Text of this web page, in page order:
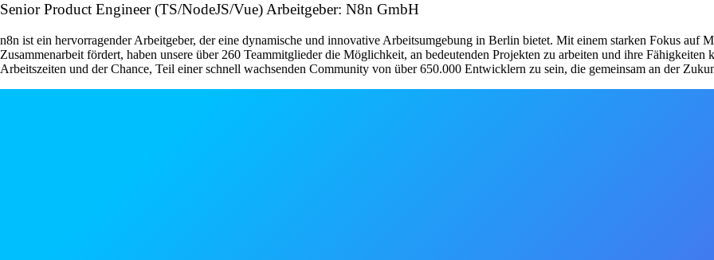
Senior Product Engineer (TS/NodeJS/Vue) Arbeitgeber: N8n GmbH
n8n ist ein hervorragender Arbeitgeber, der eine dynamische und innovative Arbeitsumgebung in Berlin bietet. Mit einem starken Fokus
Zusammenarbeit fördert, haben unsere über 260 Teammitglieder die Möglichkeit, an bedeutenden Projekten zu arbeiten und ihre
Arbeitszeiten und der Chance, Teil einer schnell wachsenden Community von über 650.000 Entwicklern zu sein, die gemeinsam an der